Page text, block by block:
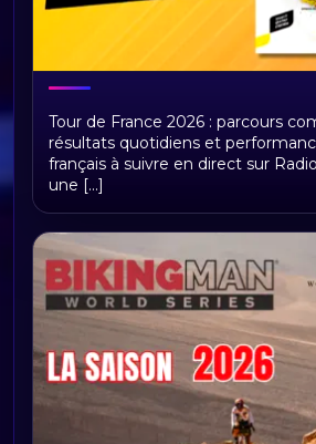
Tour de France 2026 :
étapes et replays Radio
Tour de France 2026 : parcours
résultats quotidiens et
français à suivre en direct sur
une [...]